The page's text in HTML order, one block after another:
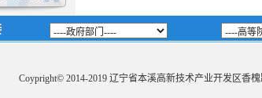
Coypright©2014-2019 辽宁省本溪高新技术产业开发区香